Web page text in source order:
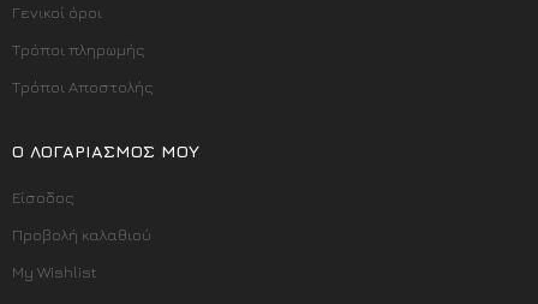
Γενικοί όροι
Τρόποι πληρωμής
Τρόποι Αποστολής
Ο ΛΟΓΑΡΙΑΣΜΌΣ ΜΟΥ
Είσοδος
Προβολή καλαθιού
My Wishlist